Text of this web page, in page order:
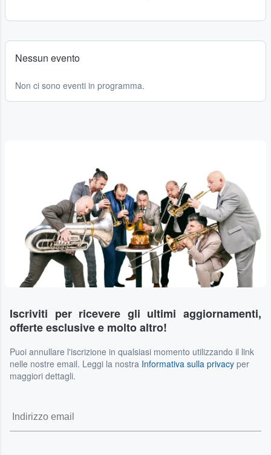
Nessun evento
Non ci sono eventi in programma.
Iscriviti per ricevere gli ultimi aggiornamenti,
offerte esclusive e molto altro!
Puoi annullare l'iscrizione in qualsiasi momento utilizzando il link
nelle nostre email. Leggi la nostra Informativa sulla privacy per
maggiori dettagli.